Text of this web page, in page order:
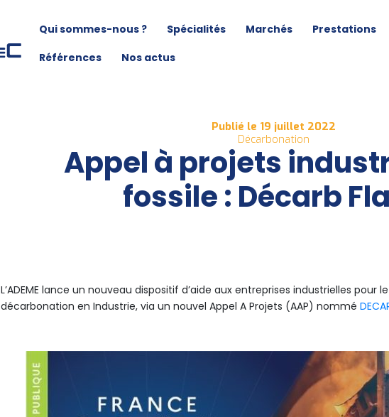
Qui sommes-nous ? Spécialités Marchés
Prestations
Références
Nos actus
Publié le 19 juillet 2022
Décarbonation
Appel à projets
fossile : Décarb
L’ADEME lance un nouveau dispositif d’aide aux entreprises industrielles pour
décarbonation en Industrie, via un nouvel Appel A Projets (AAP) nommé